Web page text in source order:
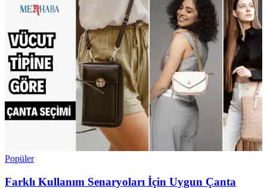
Popüler
Farklı Kullanım Senaryoları İçin Uygun Çanta